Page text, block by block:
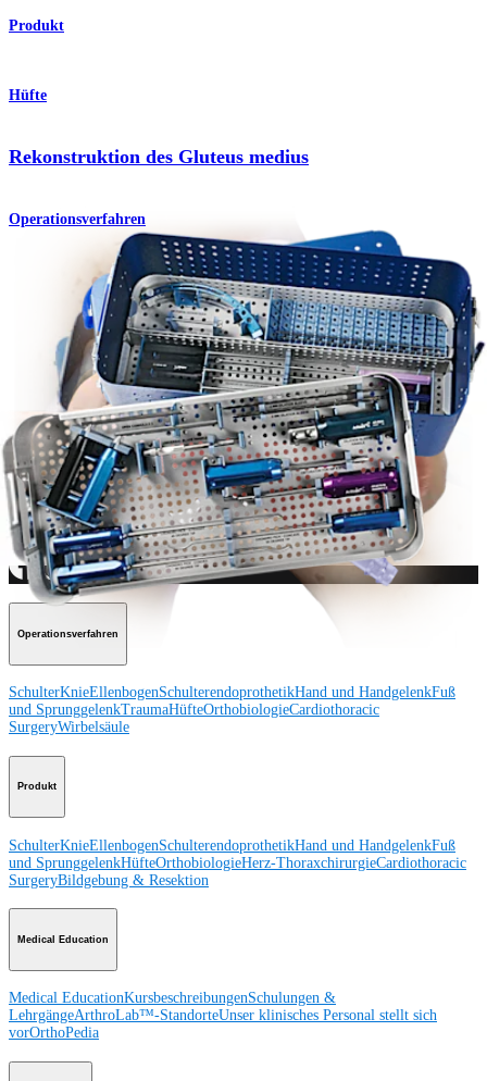
Produkt
Hüfte
Rekonstruktion des Gluteus medius
Operationsverfahren
Grundinstrumentenset für die Hüftarthroskopie
Produkt
Wie können wir Ihnen helfen?
Medizinproduktberater:in kontaktieren
Veranstaltungen, Lab-Vorführungen und Schulungsmöglichkeiten
ansehen
Unseren Newsletter abonnieren
Besuchen Sie uns
Operationsverfahren
SchulterKnieEllenbogenSchulterendoprothetikHand und HandgelenkFuß
und SprunggelenkTraumaHüfteOrthobiologieCardiothoracic
SurgeryWirbelsäule
Produkt
SchulterKnieEllenbogenSchulterendoprothetikHand und HandgelenkFuß
und SprunggelenkHüfteOrthobiologieHerz-ThoraxchirurgieCardiothoracic
SurgeryBildgebung & Resektion
Medical Education
Medical EducationKursbeschreibungenSchulungen &
LehrgängeArthroLab™-StandorteUnser klinisches Personal stellt sich
vorOrthoPedia